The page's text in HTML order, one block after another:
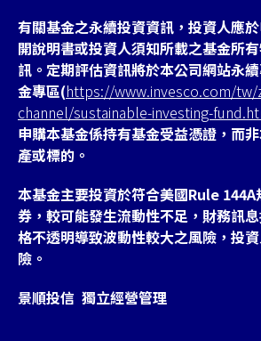
有關基金之永續投資資訊，投資人應
開說明書或投資人須知所載之基金所
訊。定期評估資訊將於本公司網站永
金專區(https://www.invesco.com/
channel/sustainable-investing-
申購本基金係持有基金受益憑證，而
產或標的。
本基金主要投資於符合美國Rule
券，較可能發生流動性不足，財務訊
格不透明導致波動性較大之風險，投
險。
景順投信 獨立經營管理